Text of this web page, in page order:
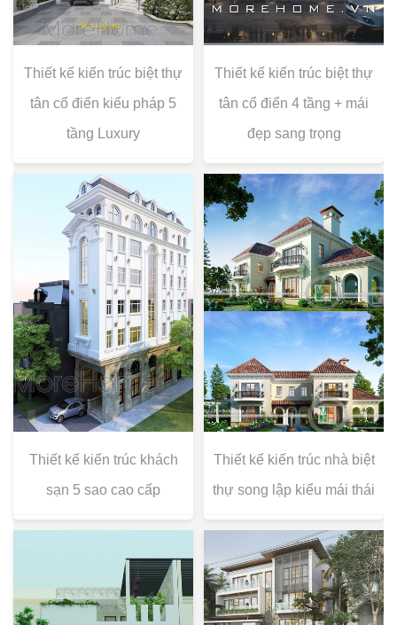
Thiết kế kiến trúc biệt thự
tân cổ điển kiểu pháp 5
tầng Luxury
Thiết kế kiến trúc biệt thự
tân cổ điển 4 tầng + mái
đẹp sang trọng
Thiết kế kiến trúc khách
sạn 5 sao cao cấp
Thiết kế kiến trúc nhà biệt
thự song lập kiểu mái thái